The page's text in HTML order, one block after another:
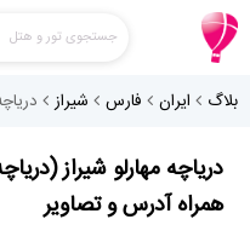
جستجوی تور و هتل
بلاگ ایران فارس شیراز
دریاچه مهارلو شیراز
همراه آدرس و تصاویر